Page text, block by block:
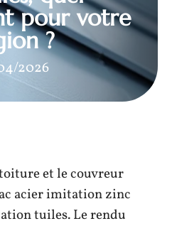
pour votre
?
2026
et le couvreur
acier imitation zinc
tuiles. Le rendu